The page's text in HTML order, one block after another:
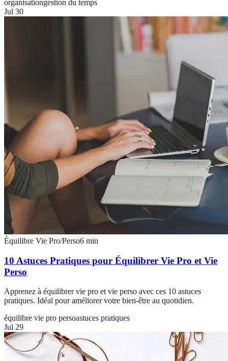
organisationgestion du temps
Jul 30
Équilibre Vie Pro/Perso6 min
10 Astuces Pratiques pour Équilibrer Vie Pro et Vie
Perso
Apprenez à équilibrer vie pro et vie perso avec ces 10 astuces
pratiques. Idéal pour améliorer votre bien-être au quotidien.
équilibre vie pro persoastuces pratiques
Jul 29